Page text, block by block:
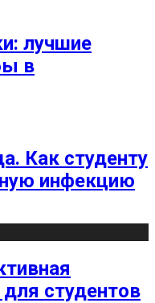
лучшие
в
Как студенту
инфекцию
студентов